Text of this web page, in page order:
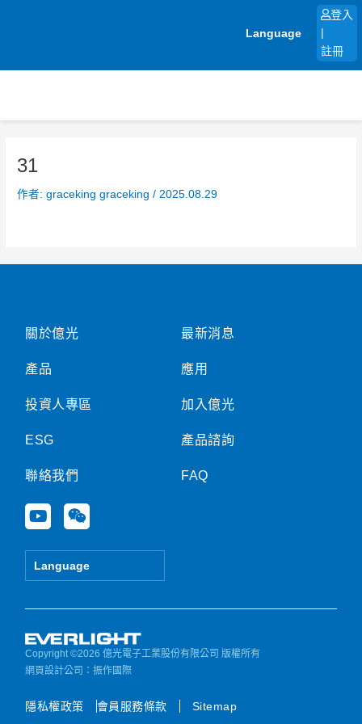
Language
登入
註冊
31
作者:graceking graceking/ 2025.08.29
關於億光
產品
投資人專區
ESG
聯絡我們
Y
o
u
e
W
e
i
Language
最新消息
應用
加入億光
產品諮詢
FAQ
Copyright ©2026 億光電子工業股份有限公司 版權所有
網頁設計公司 ：振作國際
隱私權政策 會員服務條款 Sitemap